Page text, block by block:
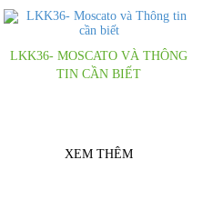
LKK36- MOSCATO VÀ THÔNG
TIN CẦN BIẾT
XEM THÊM